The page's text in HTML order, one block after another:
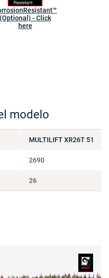
(Optional) - Click
here
modelo
MULTILIFT XR26T 51
2690
26